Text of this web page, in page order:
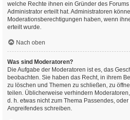
welche Rechte ihnen ein Gründer des
Administrator erteilt hat. Administratoren
Moderationsberechtigungen haben, wenn
erteilt wurde.
Nach oben
Was sind Moderatoren?
Die Aufgabe der Moderatoren ist es, das
beobachten. Sie haben das Recht, in ihrem
zu löschen und Themen zu schließen, zu
teilen. Üblicherweise verhindern
d. h. etwas nicht zum Thema Passendes,
Angreifendes schreiben.